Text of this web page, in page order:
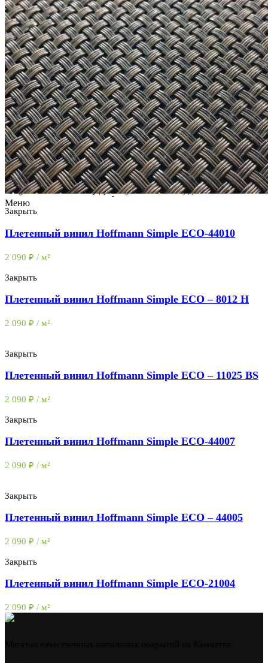
Комплектующие(32)
32 товара
Перейти в каталог
Видео
Статьи
Контакты
+7 (963) 833-50-99
Меню
Закрыть
Плетенный винил Hoffmann Simple ECO-44010
2 090 ₽ / м²
Закрыть
Плетенный винил Hoffmann Simple ECO – 8012 H
2 090 ₽ / м²
Закрыть
Плетенный винил Hoffmann Simple ECO – 11025 BS
2 090 ₽ / м²
Закрыть
Плетенный винил Hoffmann Simple ECO-44007
2 090 ₽ / м²
Закрыть
Плетенный винил Hoffmann Simple ECO – 44005
2 090 ₽ / м²
Закрыть
Плетенный винил Hoffmann Simple ECO-21004
2 090 ₽ / м²